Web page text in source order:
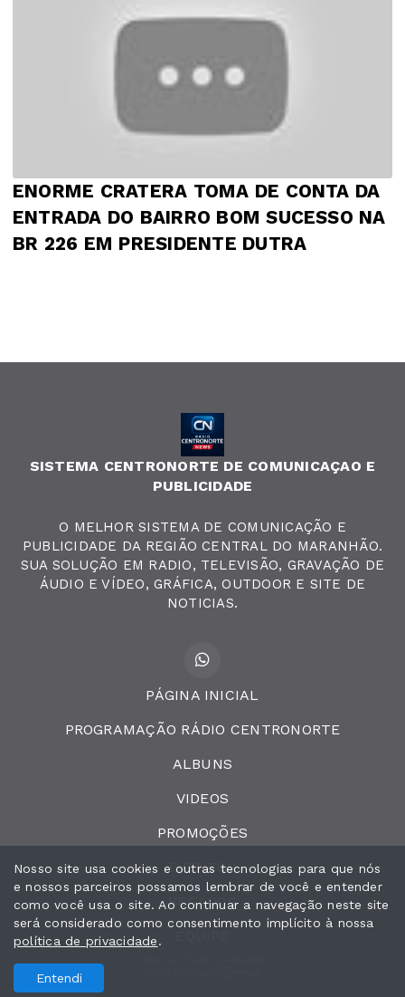
ENORME CRATERA TOMA DE CONTA DA
ENTRADA DO BAIRRO BOM SUCESSO NA
BR 226 EM PRESIDENTE DUTRA
SISTEMA CENTRONORTE DE COMUNICAÇAO E
PUBLICIDADE
O MELHOR SISTEMA DE COMUNICAÇÃO E
PUBLICIDADE DA REGIÃO CENTRAL DO MARANHÃO.
SUA SOLUÇÃO EM RADIO, TELEVISÃO, GRAVAÇÃO DE
ÁUDIO E VÍDEO, GRÁFICA, OUTDOOR E SITE DE
NOTICIAS.
PÁGINA INICIAL
PROGRAMAÇÃO RÁDIO CENTRONORTE
ALBUNS
VIDEOS
PROMOÇÕES
EVENTOS
RECADOS
Nosso site usa cookies e outras tecnologias para que nós
e nossos parceiros possamos lembrar de você e entender
como você usa o site. Ao continuar a navegação neste site
será considerado como consentimento implícito à nossa
política de privacidade.
Entendi